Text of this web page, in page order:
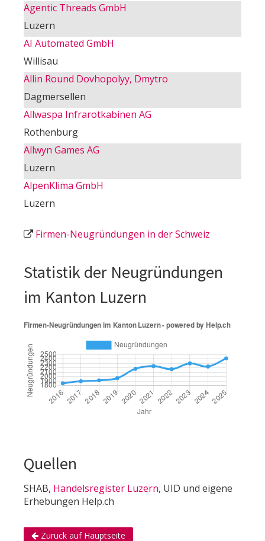
Agentic Threads GmbH
Luzern
AI Automated GmbH
Willisau
Allin Round Dovhopolyy, Dmytro
Dagmersellen
Allwaspa Infrarotkabinen AG
Rothenburg
Allwyn Games AG
Luzern
AlpenKlima GmbH
Luzern
Firmen-Neugründungen in der Schweiz
Statistik der Neugründungen
im Kanton Luzern
Quellen
SHAB, Handelsregister Luzern, UID und eigene
Erhebungen Help.ch
Zurück auf Hauptseite